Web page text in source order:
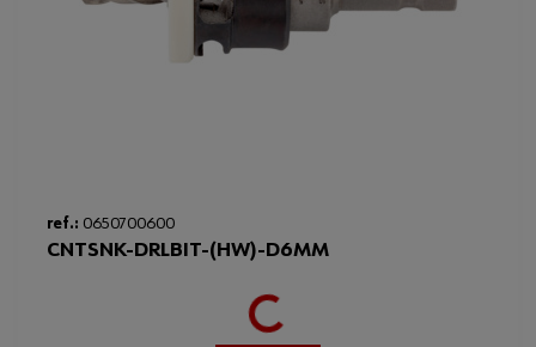
ref.: 0650700600
CNTSNK-DRLBIT-(HW)-D6MM
Loading...